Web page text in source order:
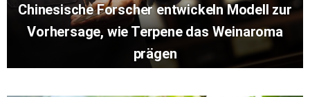
Chinesische Forscher entwickeln Modell zur
Vorhersage, wie Terpene das Weinaroma
prägen